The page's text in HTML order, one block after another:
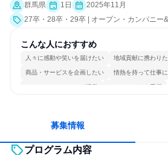
群馬県 1日
2025年11月
27卒・28卒・29卒 | オープン・カンパニー
こんな人におすすめ
人々に感動や笑いを届けたい 地域貢献に携わり
商品・サービスを企画したい 情熱を持って仕事
コミュニケーションが活発 チームワークを重視
募集情報
プログラム内容